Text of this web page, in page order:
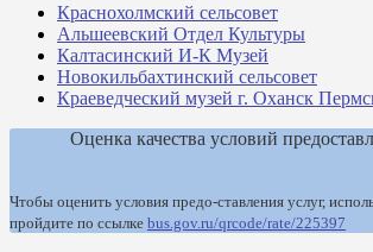
Краснохолмский сельсовет
Альшеевский Отдел Культуры
Калтасинский И-К Музей
Новокильбахтинский сельсовет
Краеведческий музей г. Оханск
Оценка качества условий
Чтобы оценить условия предо-ставления услуг,
пройдите по ссылке bus.gov.ru/qrcode/rate/225397